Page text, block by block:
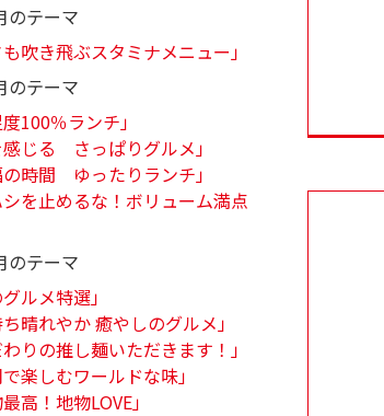
のテーマ
も吹き飛ぶスタミナメニュー」
のテーマ
度100％ランチ」
感じる さっぱりグルメ」
の時間 ゆったりランチ」
シを止めるな！ボリューム満点
のテーマ
グルメ特選」
ち晴れやか 癒やしのグルメ」
わりの推し麺いただきます！」
で楽しむワールドな味」
最高！地物LOVE」